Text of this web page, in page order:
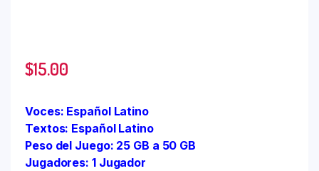
$15.00
Voces: Español Latino
Textos: Español Latino
Peso del Juego: 25 GB a 50 GB
Jugadores: 1 Jugador